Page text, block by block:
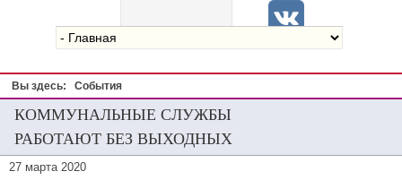
Вы здесь: События
КОММУНАЛЬНЫЕ СЛУЖБЫ
РАБОТАЮТ БЕЗ ВЫХОДНЫХ
27 марта 2020